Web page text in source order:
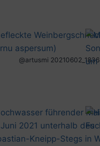
@artusmi 20210602_1836